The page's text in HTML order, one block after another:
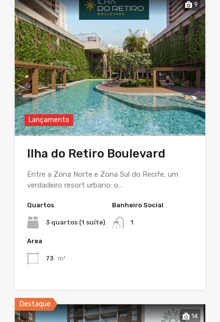
9
Lançamento
Ilha do Retiro Boulevard
Entre a Zona Norte e Zona Sul do Recife, um
verdadeiro resort urbano: o…
Quartos
3 quartos (1 suíte)
Banheiro Social
1
Area
73 m²
Destaque
14